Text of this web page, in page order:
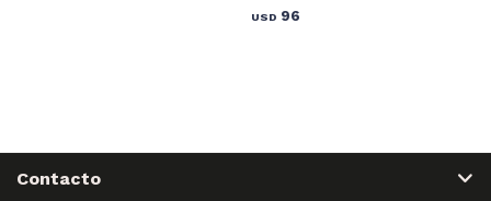
USD 96
Contacto